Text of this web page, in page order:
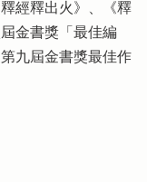
經釋出火》、《釋
金書獎「最佳編
九屆金書獎最佳作